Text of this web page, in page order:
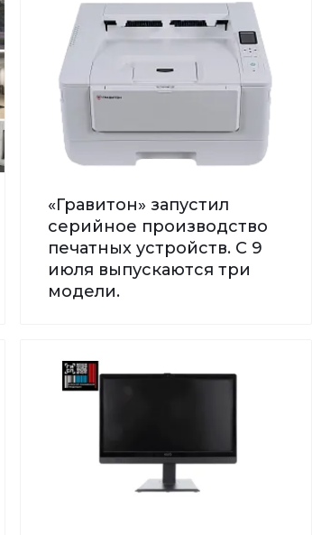
«Гравитон» запустил
серийное производство
печатных устройств. С 9
июля выпускаются три
модели.